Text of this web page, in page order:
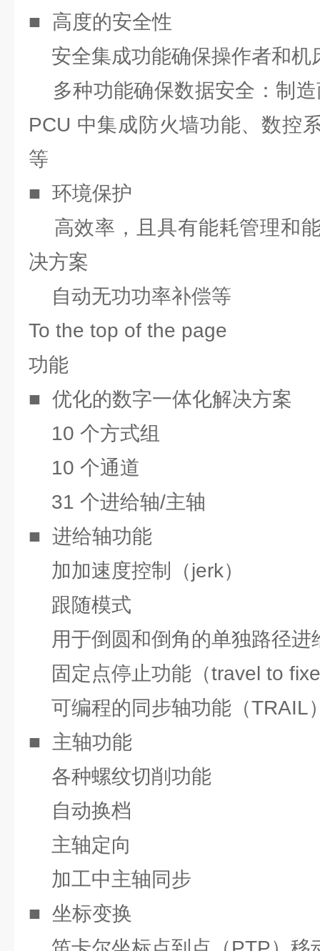
■ 高度的安全性
安全集成功能确保操作者和机
多种功能确保数据安全：制造
PCU 中集成防火墙功能、数控
等
■ 环境保护
高效率，且具有能耗管理和
决方案
自动无功功率补偿等
To the top of the page
功能
■ 优化的数字一体化解决方案
10 个方式组
10 个通道
31 个进给轴/主轴
■ 进给轴功能
加加速度控制（jerk）
跟随模式
用于倒圆和倒角的单独路径进
固定点停止功能（travel to
可编程的同步轴功能（TRAIL
■ 主轴功能
各种螺纹切削功能
自动换档
主轴定向
加工中主轴同步
■ 坐标变换